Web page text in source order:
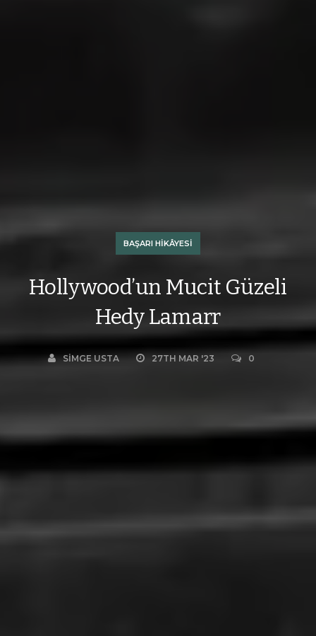
BAŞARI HIKÂYESI
Hollywood’un Mucit Güzeli
Hedy Lamarr
SIMGE USTA 27TH MAR '23 0